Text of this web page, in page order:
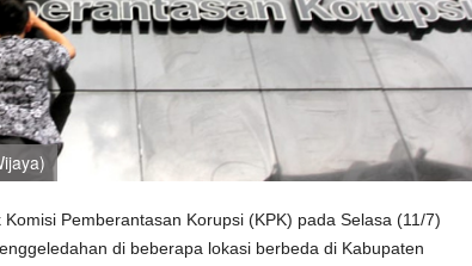
Pemberantasan Korupsi (KPK) pada Selasa (11/7)
di beberapa lokasi berbeda di Kabupaten